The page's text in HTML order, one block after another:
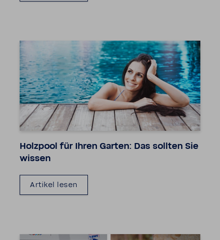
Holz­pool für Ihren Garten: Das sollten Sie
wissen
Artikel lesen